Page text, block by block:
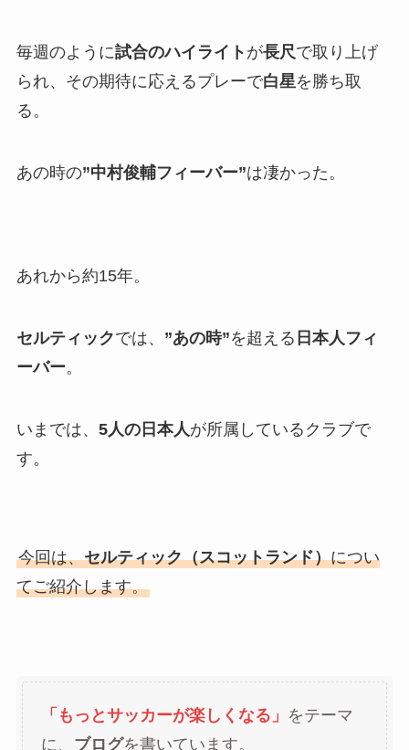
毎週のように試合のハイライト が長尺で取り上げ
られ、その期待に応えるプレーで白星を勝ち取
る。
あの時の”中村俊輔フィーバー”は凄かった。
あれから約15年。
セルティックでは、 ”あの時”を超える 日本人フィ
ーバー。
いまでは、 5人の日本人 が所属しているクラブで
す。
今回は、セルティック（スコットランド）につい
てご紹介します。
「もっとサッカーが楽しくなる」 をテーマ
に、 ブログを書いています。